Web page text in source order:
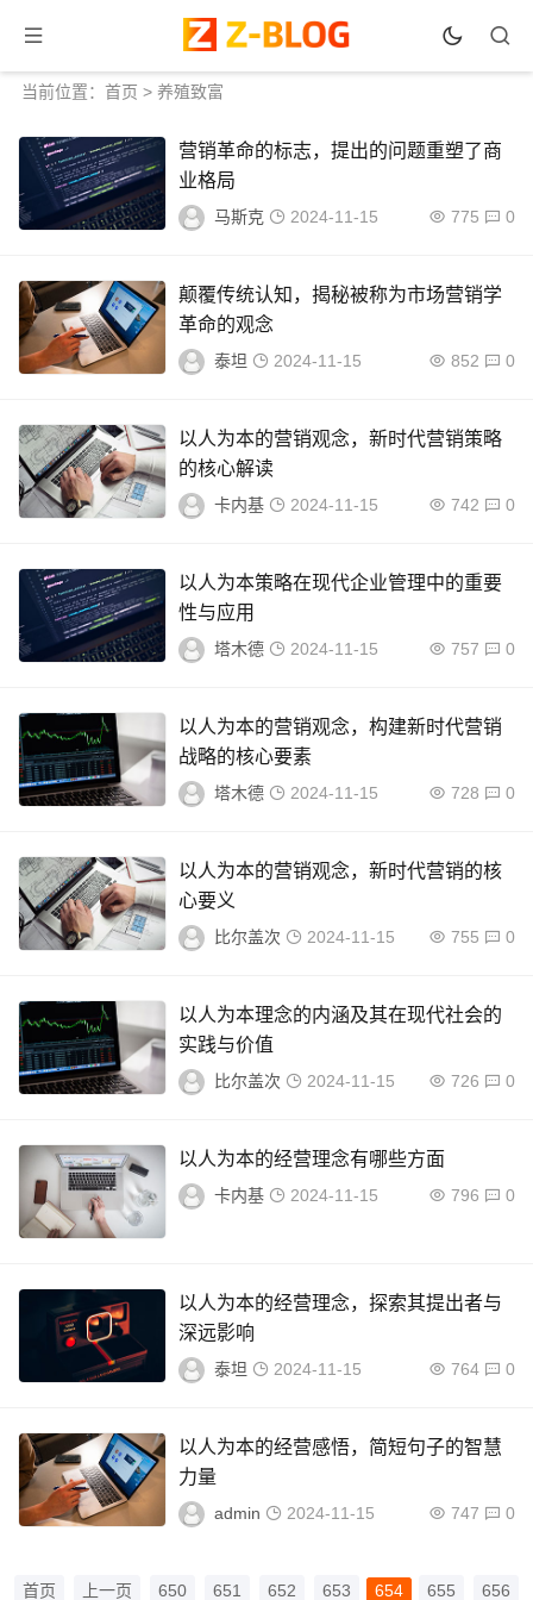
当前位置： 首页 > 养殖致富
营销革命的标志，提出的问题重塑了商
业格局
马斯克 2024-11-15 775 0
颠覆传统认知，揭秘被称为市场营销学
革命的观念
泰坦 2024-11-15 852 0
以人为本的营销观念，新时代营销策略
的核心解读
卡内基 2024-11-15 742 0
以人为本策略在现代企业管理中的重要
性与应用
塔木德 2024-11-15 757 0
以人为本的营销观念，构建新时代营销
战略的核心要素
塔木德 2024-11-15 728 0
以人为本的营销观念，新时代营销的核
心要义
比尔盖次 2024-11-15 755 0
以人为本理念的内涵及其在现代社会的
实践与价值
比尔盖次 2024-11-15 726 0
以人为本的经营理念有哪些方面
卡内基 2024-11-15 796 0
以人为本的经营理念，探索其提出者与
深远影响
泰坦 2024-11-15 764 0
以人为本的经营感悟，简短句子的智慧
力量
admin 2024-11-15 747 0
首页 上一页 650 651 652 653 654 655 656